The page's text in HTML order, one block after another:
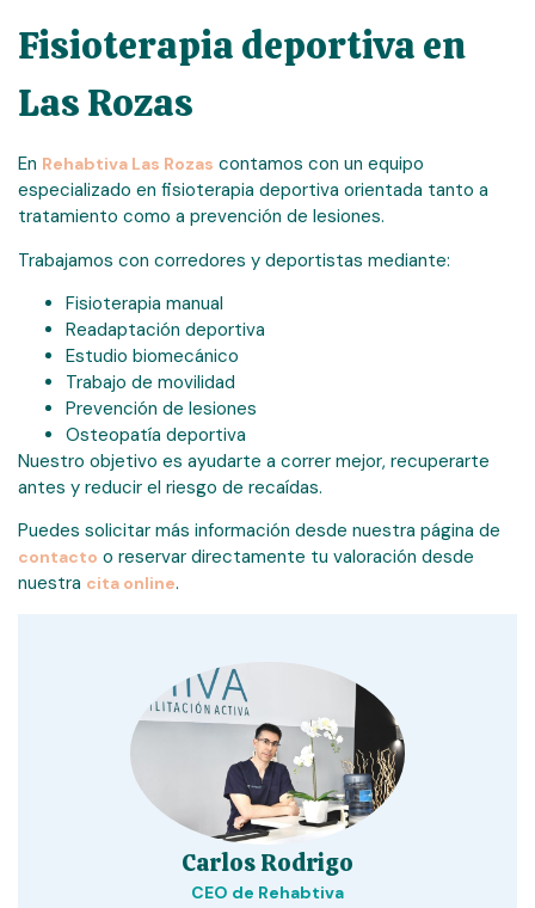
Fisioterapia deportiva en
Las Rozas
En Rehabtiva Las Rozas contamos con un equipo
especializado en fisioterapia deportiva orientada tanto a
tratamiento como a prevención de lesiones.
Trabajamos con corredores y deportistas mediante:
Fisioterapia manual
Readaptación deportiva
Estudio biomecánico
Trabajo de movilidad
Prevención de lesiones
Osteopatía deportiva
Nuestro objetivo es ayudarte a correr mejor, recuperarte
antes y reducir el riesgo de recaídas.
Puedes solicitar más información desde nuestra página de
contacto o reservar directamente tu valoración desde
nuestra cita online.
Carlos Rodrigo
CEO de Rehabtiva